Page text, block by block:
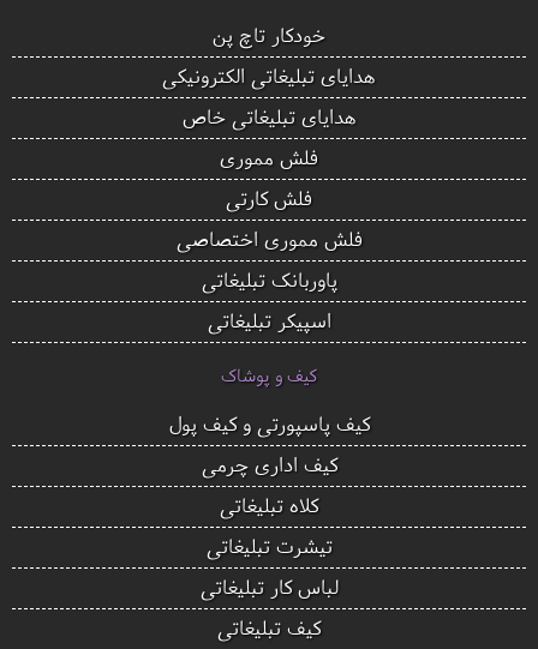
خودکار تاچ پن
هدایای تبلیغاتی الکترونیکی
هدایای تبلیغاتی خاص
فلش مموری
فلش کارتی
فلش مموری اختصاصی
پاوربانک تبلیغاتی
اسپیکر تبلیغاتی
کیف و پوشاک
کیف پاسپورتی و کیف پول
کیف اداری چرمی
کلاه تبلیغاتی
تیشرت تبلیغاتی
لباس کار تبلیغاتی
کیف تبلیغاتی